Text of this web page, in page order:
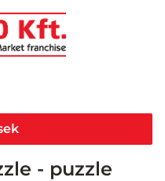
- puzzle